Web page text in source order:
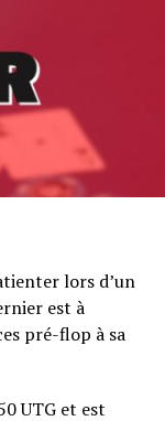
lors d’un
est à
pré-flop à sa
UTG et est